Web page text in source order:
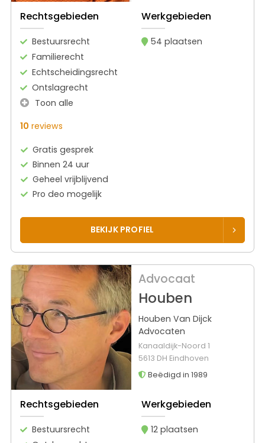
Rechtsgebieden
Bestuursrecht
Familierecht
Echtscheidingsrecht
Ontslagrecht
Toon alle
Werkgebieden
54 plaatsen
10 reviews
Gratis gesprek
Binnen 24 uur
Geheel vrijblijvend
Pro deo mogelijk
BEKIJK PROFIEL
Advocaat
Houben
Houben Van Dijck
Advocaten
Kanaaldijk-Noord 1
5613 DH Eindhoven
Beëdigd in 1989
Rechtsgebieden
Bestuursrecht
Werkgebieden
12 plaatsen